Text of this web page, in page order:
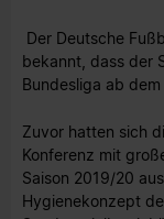
Der Deutsche
bekannt, dass der
Bundesliga ab
Zuvor hatten sich
Konferenz mit
Saison 2019/20
Hygienekonzept